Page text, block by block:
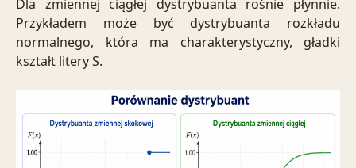
Dla zmiennej ciągłej dystrybuanta rośnie płynnie.
Przykładem może być dystrybuanta rozkładu
normalnego, która ma charakterystyczny, gładki
kształt litery S.